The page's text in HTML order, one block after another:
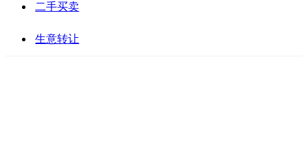
二手买卖
生意转让